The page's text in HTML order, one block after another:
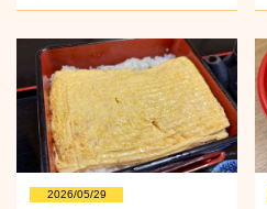
2026/05/29